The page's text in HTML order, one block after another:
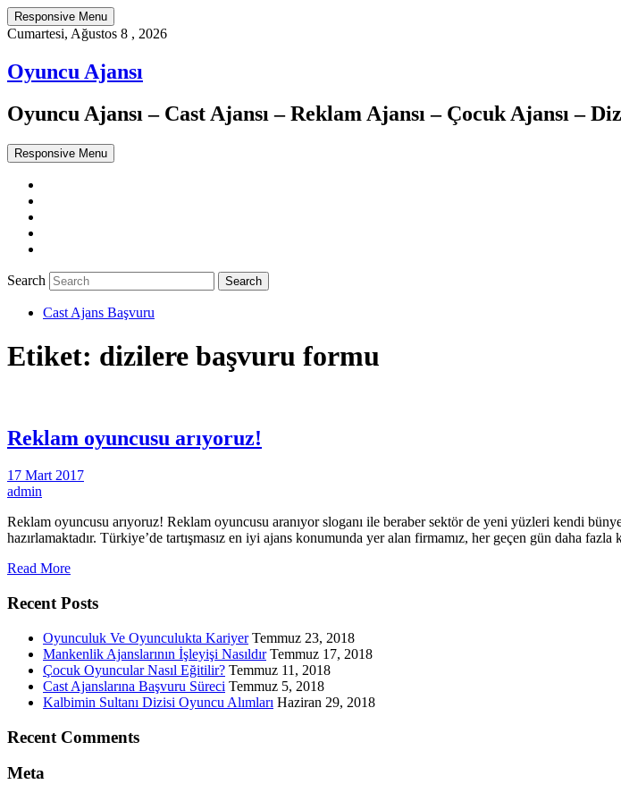
Responsive Menu
Cumartesi, Ağustos 8 , 2026
Oyuncu Ajansı
Oyuncu Ajansı – Cast Ajansı – Reklam Ajansı – Çocuk Ajansı –
Responsive Menu
Search
Cast Ajans Başvuru
Etiket: dizilere başvuru formu
Reklam oyuncusu arıyoruz!
17 Mart 2017
admin
Reklam oyuncusu arıyoruz! Reklam oyuncusu aranıyor sloganı ile beraber sektör de yeni yüzleri kendi
hazırlamaktadır. Türkiye’de tartışmasız en iyi ajans konumunda yer alan firmamız, her geçen gün daha
Read More
Recent Posts
Oyunculuk Ve Oyunculukta Kariyer Temmuz 23, 2018
Mankenlik Ajanslarının İşleyişi Nasıldır Temmuz 17, 2018
Çocuk Oyuncular Nasıl Eğitilir? Temmuz 11, 2018
Cast Ajanslarına Başvuru Süreci Temmuz 5, 2018
Kalbimin Sultanı Dizisi Oyuncu Alımları Haziran 29, 2018
Recent Comments
Meta